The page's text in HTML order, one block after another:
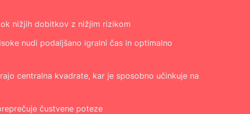
nižjih dobitkov z nižjim rizikom
nudi podaljšano igralni čas in optimalno
centralna kvadrate, kar je sposobno učinkuje na
čustvene poteze